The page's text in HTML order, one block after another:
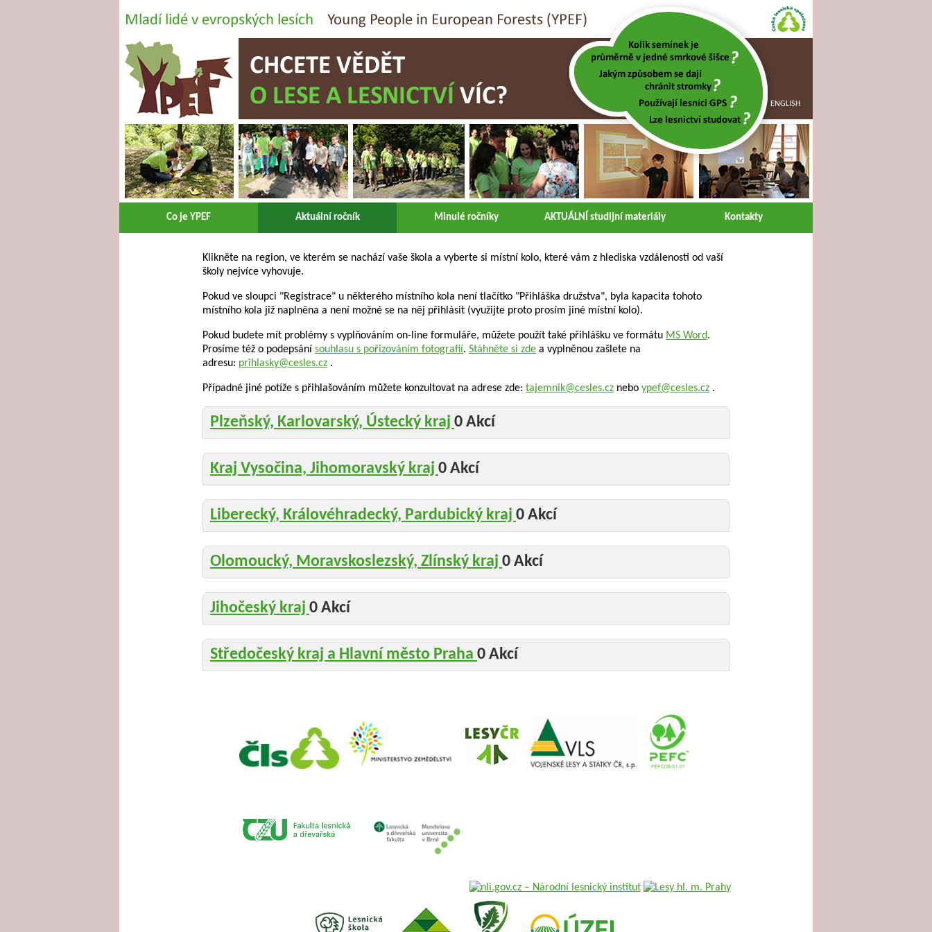
ENGLISH
Co je YPEF Aktuální ročník Minulé ročníky AKTUÁLNÍ studijní materiály Kontakty
Klikněte na region, ve kterém se nachází vaše škola a vyberte si místní kolo, které vám z hlediska vzdálenosti od vaší
školy nejvíce vyhovuje.
Pokud ve sloupci "Registrace" u některého místního kola není tlačítko "Přihláška družstva", byla kapacita tohoto
místního kola již naplněna a není možné se na něj přihlásit (využijte proto prosím jiné místní kolo).
Pokud budete mít problémy s vyplňováním on-line formuláře, můžete použít také přihlášku ve formátu MS Word.
Prosíme též o podepsání souhlasu s pořizováním fotografií. Stáhněte si zde a vyplněnou zašlete na
adresu: prihlasky@cesles.cz .
Případné jiné potíže s přihlašováním můžete konzultovat na adrese zde: tajemnik@cesles.cz nebo ypef@cesles.cz .
Plzeňský, Karlovarský, Ústecký kraj 0 Akcí
Kraj Vysočina, Jihomoravský kraj 0 Akcí
Liberecký, Královéhradecký, Pardubický kraj 0 Akcí
Olomoucký, Moravskoslezský, Zlínský kraj 0 Akcí
Jihočeský kraj 0 Akcí
Středočeský kraj a Hlavní město Praha 0 Akcí